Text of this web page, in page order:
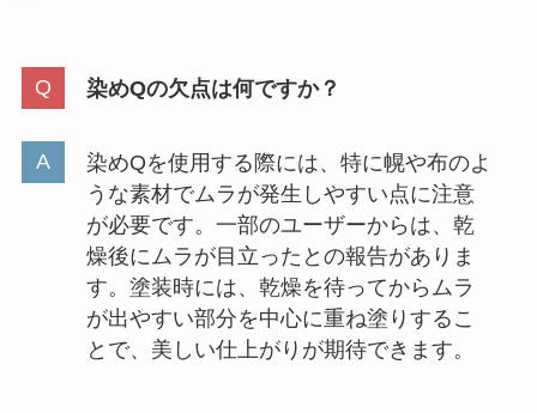
染めQの欠点は何ですか？
染めQを使用する際には、特に幌や布のよ
うな素材でムラが発生しやすい点に注意
が必要です。一部のユーザーからは、乾
燥後にムラが目立ったとの報告がありま
す。塗装時には、乾燥を待ってからムラ
が出やすい部分を中心に重ね塗りするこ
とで、美しい仕上がりが期待できます。